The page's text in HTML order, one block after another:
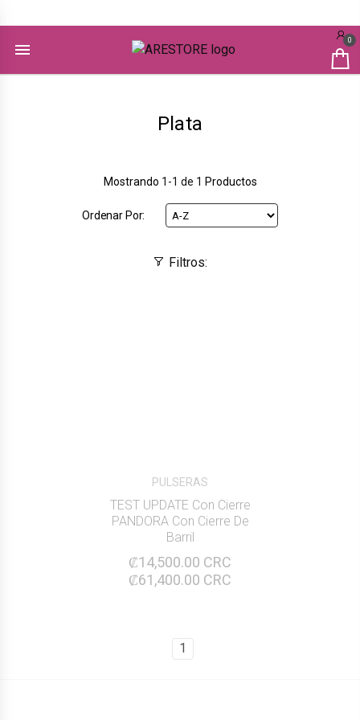
0
Plata
Mostrando 1-1 de 1 Productos
Ordenar Por:
Filtros:
PULSERAS
TEST UPDATE Con Cierre
PANDORA Con Cierre De
Barril
₡14,500.00 CRC
₡61,400.00 CRC
1